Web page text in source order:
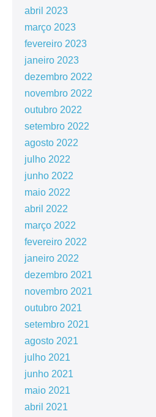
abril 2023
março 2023
fevereiro 2023
janeiro 2023
dezembro 2022
novembro 2022
outubro 2022
setembro 2022
agosto 2022
julho 2022
junho 2022
maio 2022
abril 2022
março 2022
fevereiro 2022
janeiro 2022
dezembro 2021
novembro 2021
outubro 2021
setembro 2021
agosto 2021
julho 2021
junho 2021
maio 2021
abril 2021